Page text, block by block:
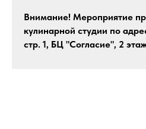
Внимание! Мероприятие
кулинарной студии по
стр. 1, БЦ "Согласие", 2